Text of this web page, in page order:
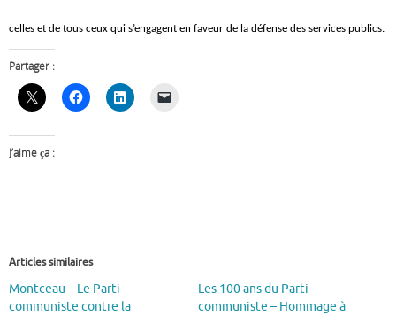
celles et de tous ceux qui s’engagent en faveur de la défense des services publics.
Partager :
J’aime ça :
Articles similaires
Montceau – Le Parti
communiste contre la
Les 100 ans du Parti
communiste – Hommage à